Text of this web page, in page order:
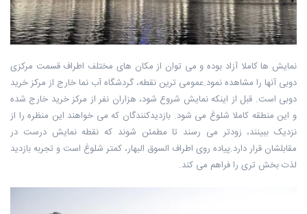
نمایش ها کاملا آزاد بوده و می توان از مکان های مختلف اطراف قسمت مرکزی
دوبی آنها را مشاهده نمود.عمومی ترین نقطه، گردشگاه آب نما خارج از مرکز خرید
دوبی است. قبل از اینکه نمایش شروع شود، هزاران نفر از مرکز خرید خارج شده
و این منطقه کاملا شلوغ می شود. بازدیدکنندگان که می خواهند این منظره را از
نزدیک ببینند، زودتر می رسند تا مطمئن شوند که نقطه نمایش درست در
مقابلشان قرار دارد.پیاده روی اطراف السوق البهار، کمتر شلوغ است و تجربه بازدید
لذت بخش تری را فراهم می کند.